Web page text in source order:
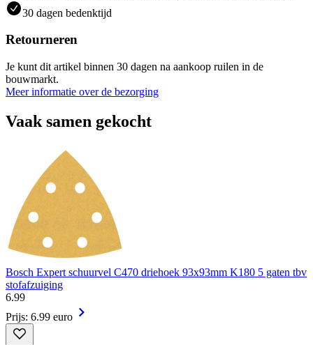
30 dagen bedenktijd
Retourneren
Je kunt dit artikel binnen 30 dagen na aankoop ruilen in de
bouwmarkt.
Meer informatie over de bezorging
Vaak samen gekocht
Bosch Expert schuurvel C470 driehoek 93x93mm K180 5 gaten tbv
stofafzuiging
6.99
Prijs: 6.99 euro